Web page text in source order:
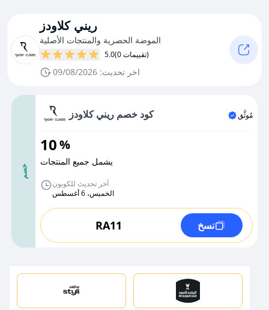
ريني كلاودز
الموضة الحصرية والمنتجات الأصلية
5.0 (0 تقييمات)
اخر تحديث: 09/08/2026
خصم
كود خصم ريني كلاودز مُوثَّق
10%
يشمل جميع المنتجات
آخر تحديث للكوبون
الخميس، 6 أغسطس
RA11 نسخ